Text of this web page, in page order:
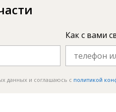
Как с вами
данных и соглашаюсь c политикой